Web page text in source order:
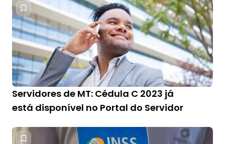
Servidores de MT: Cédula C 2023 já
está disponível no Portal do Servidor